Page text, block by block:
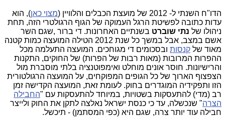
הדו"ח השנתי ל- 2012 של מועצת הכבלים והלוויין ( מצוי כאן), הוא
עדות כתובה לפשיטת הרגל העמוקה של הגוף הרגולטרי הזה, תחת
ניהולו של נתי שוברט בשנתיים האחרונות. די ברור ,שגם השר
אשם במצב, אבל במשך כל שנת 2012 הטילה המועצה כמות קטנה
מאוד של קנסות ובסכומים די מגוחכים. המועצה התעלמה מכל
ההפרות המרובות (מאות רבות של הפרות) של החוקים, התקנות
והרישיונות. חוסר אונים מוחלט ואימפוטנציה בלתי מוסברת מול
הצפצוף הארוך של כל הגופים המפוקחים, על המועצה הרגולטורית
הזו ותפקידיה המוגדרים בחוק. לעומת זאת, המועצה הקדישה זמן
רב (מדי) להתעסקות בשטויות, במיוחד להתעסקות עם "החבילה
הצרה" שנכשלה, עד כי כנסת ישראל נאלצה לתקן את החוק ולייצר
חבילה עוד יותר צרה, שגם היא (כפי המסתמן) - תיכשל.